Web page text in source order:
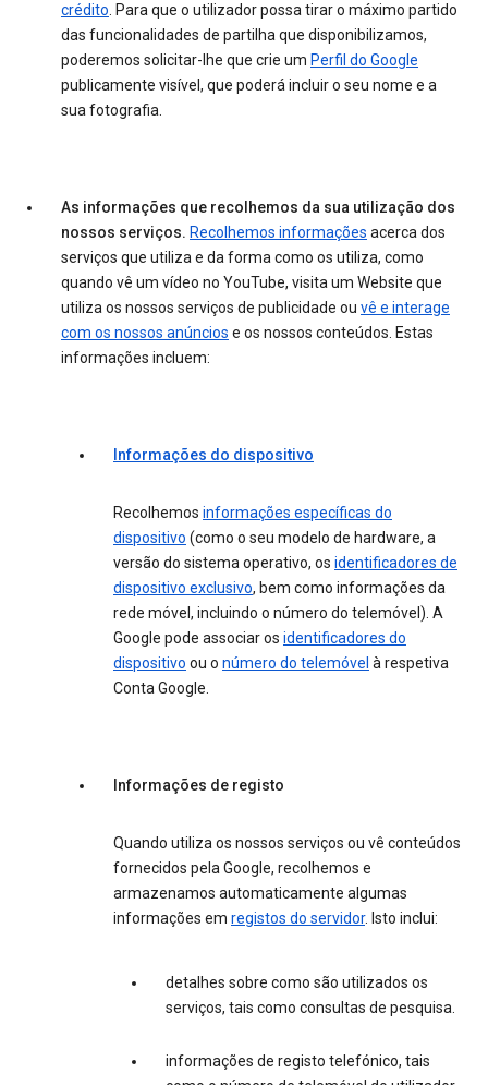
crédito. Para que o utilizador possa tirar o máximo partido
das funcionalidades de partilha que disponibilizamos,
poderemos solicitar-lhe que crie um Perfil do Google
publicamente visível, que poderá incluir o seu nome e a
sua fotografia.
As informações que recolhemos da sua utilização dos
nossos serviços. Recolhemos informações acerca dos
serviços que utiliza e da forma como os utiliza, como
quando vê um vídeo no YouTube, visita um Website que
utiliza os nossos serviços de publicidade ou vê e interage
com os nossos anúncios e os nossos conteúdos. Estas
informações incluem:
Informações do dispositivo
Recolhemos informações específicas do
dispositivo (como o seu modelo de hardware, a
versão do sistema operativo, os identificadores de
dispositivo exclusivo, bem como informações da
rede móvel, incluindo o número do telemóvel). A
Google pode associar os identificadores do
dispositivo ou o número do telemóvel à respetiva
Conta Google.
Informações de registo
Quando utiliza os nossos serviços ou vê conteúdos
fornecidos pela Google, recolhemos e
armazenamos automaticamente algumas
informações em registos do servidor. Isto inclui:
detalhes sobre como são utilizados os
serviços, tais como consultas de pesquisa.
informações de registo telefónico, tais